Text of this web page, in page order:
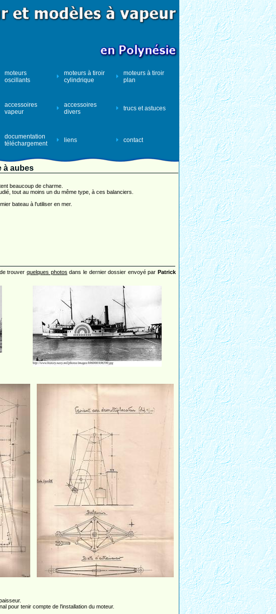
moteurs
oscillants
moteurs à tiroir
cylindrique
moteurs à tiroir
plan
accessoires
vapeur
accessoires
divers
trucs et astuces
documentation
téléchargement
liens contact
à aubes
beaucoup de charme.
tout au moins un du même type, à ces balanciers.
bateau à l'utiliser en mer.
de trouverquelques photos dans le dernier dossier envoyé parPatrick
pour tenir compte de l'installation du moteur.